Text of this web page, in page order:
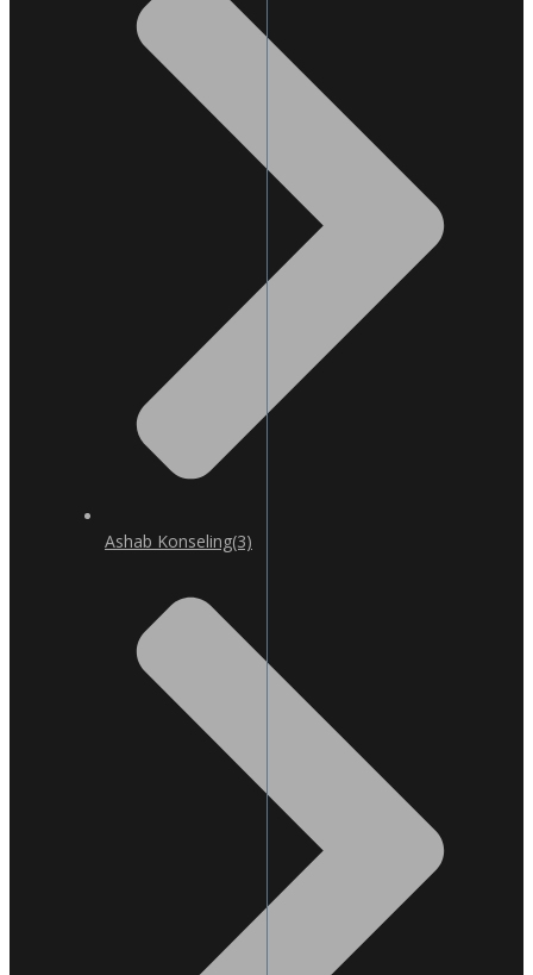
Ashab Konseling(3)